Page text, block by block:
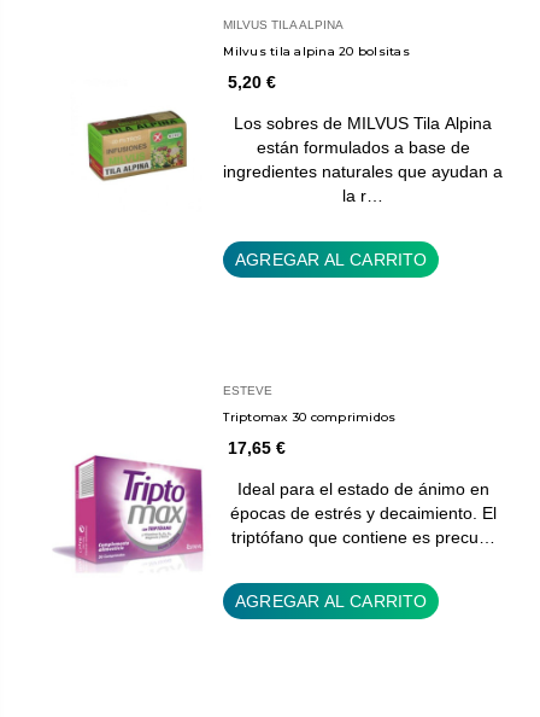
MILVUS TILA ALPINA
Milvus tila alpina 20 bolsitas
5,20 €
Los sobres de MILVUS Tila Alpina
están formulados a base de
ingredientes naturales que ayudan a
la r…
AGREGAR AL CARRITO
ESTEVE
Triptomax 30 comprimidos
17,65 €
Ideal para el estado de ánimo en
épocas de estrés y decaimiento. El
triptófano que contiene es precu…
AGREGAR AL CARRITO